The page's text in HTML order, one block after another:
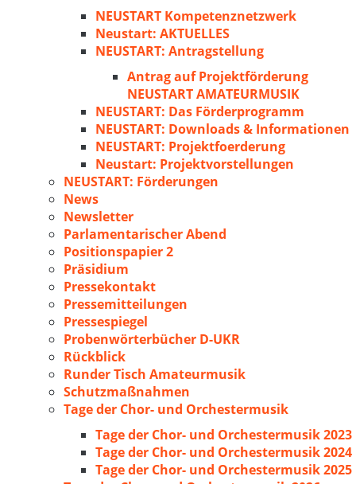
NEUSTART Kompetenznetzwerk
Neustart: AKTUELLES
NEUSTART: Antragstellung
Antrag auf Projektförderung
NEUSTART AMATEURMUSIK
NEUSTART: Das Förderprogramm
NEUSTART: Downloads & Informationen
NEUSTART: Projektfoerderung
Neustart: Projektvorstellungen
NEUSTART: Förderungen
News
Newsletter
Parlamentarischer Abend
Positionspapier 2
Präsidium
Pressekontakt
Pressemitteilungen
Pressespiegel
Probenwörterbücher D-UKR
Rückblick
Runder Tisch Amateurmusik
Schutzmaßnahmen
Tage der Chor- und Orchestermusik
Tage der Chor- und Orchestermusik 2023
Tage der Chor- und Orchestermusik 2024
Tage der Chor- und Orchestermusik 2025